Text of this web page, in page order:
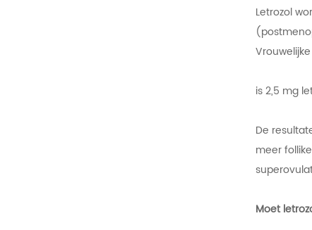
Letrozol
is 2,5 mg
De
meer
Moet